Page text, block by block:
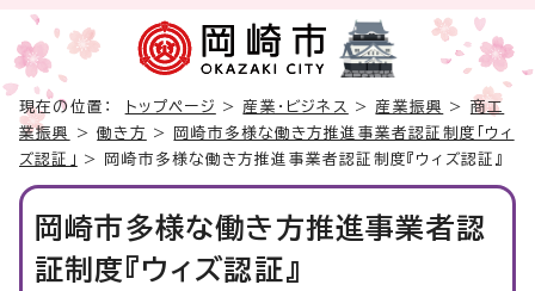
現在の位置： トップページ > 産業・ビジネス > 産業振興 > 商工
業振興
>働き方 >
岡崎市多様な働き方推進事業者認証制度「ウィ
ズ認証」
> 岡崎市多様な働き方推進事業者認証制度『ウィズ認証』
岡崎市多様な働き方推進事業者認
証制度『ウィズ認証』